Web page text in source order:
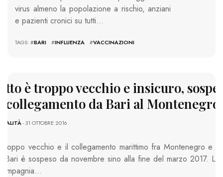
virus almeno la popolazione a rischio, anziani
e pazienti cronici su tutti…
TAGS: #BARI #INFLUENZA #VACCINAZIONI
è troppo vecchio e insicuro,
collegamento da Bari al Montenegro
- 31 OTTOBRE 2016
vecchio e il collegamento marittimo fra Montenegro e
Bari è sospeso da novembre sino alla fine del marzo 2017. Lo